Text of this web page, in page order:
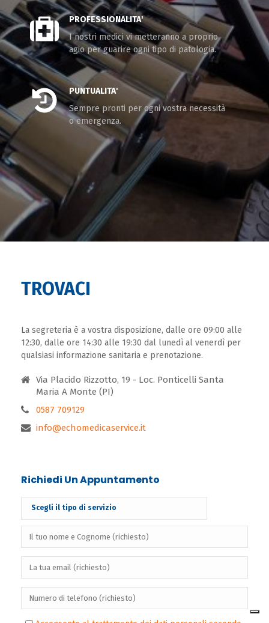
PROFESSIONALITA'
I nostri medici vi metteranno a proprio
agio per guarire ogni tipo di patologia.
PUNTUALITA'
Sempre pronti per ogni vostra necessità
o emergenza.
TROVACI
La segreteria è a vostra disposizione, dalle ore 09:00 alle
12:30, dalle ore 14:30 alle 19:30 dal lunedì al venerdì per
qualsiasi informazione sanitaria e prenotazione.
Via Placido Rizzotto, 19 - Loc. Ponticelli Santa
Maria A Monte (PI)
0587 709129
info@echomedicaservice.it
Richiedi Un Appuntamento